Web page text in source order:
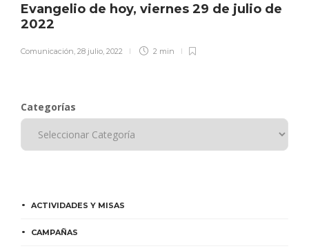
Evangelio de hoy, viernes 29 de julio de
2022
Comunicación, 28 julio, 2022 2 min
Categorías
ACTIVIDADES Y MISAS
CAMPAÑAS